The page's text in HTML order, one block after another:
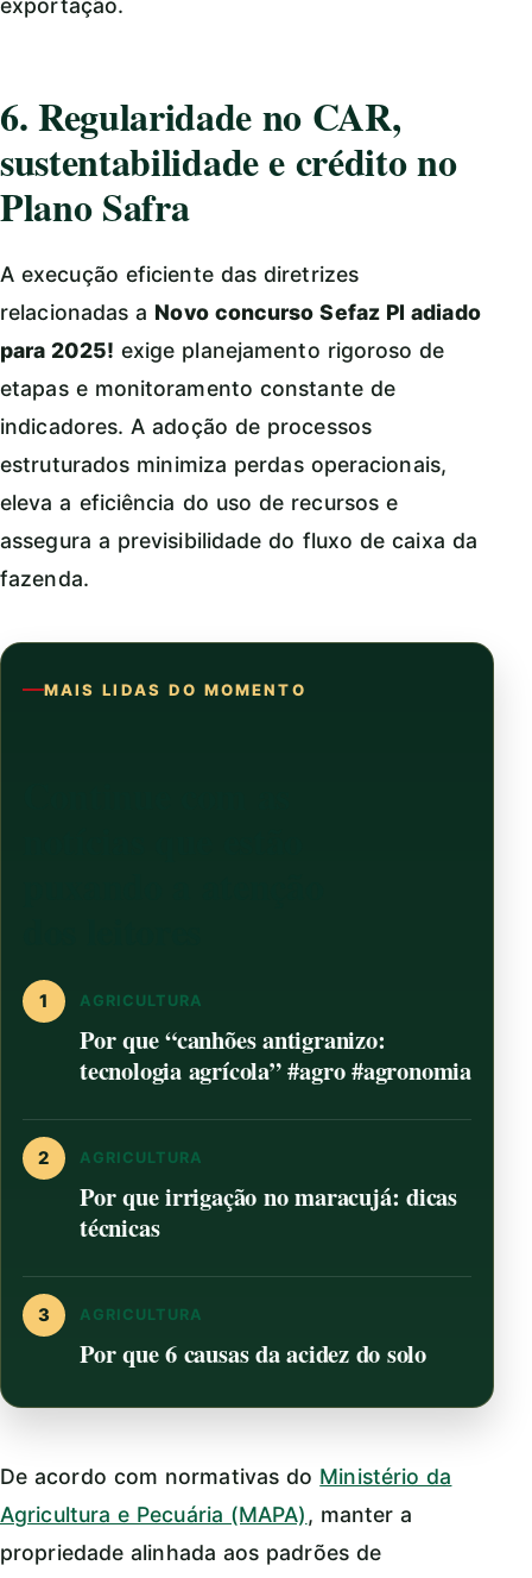
exportação.
6. Regularidade no CAR,
sustentabilidade e crédito no
Plano Safra
A execução eficiente das diretrizes
relacionadas a Novo concurso Sefaz PI adiado
para 2025! exige planejamento rigoroso de
etapas e monitoramento constante de
indicadores. A adoção de processos
estruturados minimiza perdas operacionais,
eleva a eficiência do uso de recursos e
assegura a previsibilidade do fluxo de caixa da
fazenda.
MAIS LIDAS DO MOMENTO
1 AGRICULTURA
Por que “canhões antigranizo:
tecnologia agrícola” #agro #agronomia
2 AGRICULTURA
Por que irrigação no maracujá: dicas
técnicas
3 AGRICULTURA
Por que 6 causas da acidez do solo
De acordo com normativas do Ministério da
Agricultura e Pecuária (MAPA), manter a
propriedade alinhada aos padrões de